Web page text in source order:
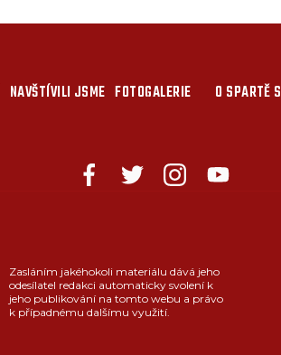
NAVŠTÍVILI JSME FOTOGALERIE O SPARTĚ S
Zasláním jakéhokoli materiálu dává jeho
odesílatel redakci automaticky svolení k
jeho publikování na tomto webu a právo
k případnému dalšímu využití.